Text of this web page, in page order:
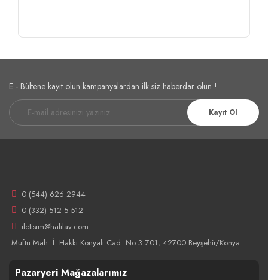
E - Bültene kayıt olun kampanyalardan ilk siz haberdar olun !
Kayıt Ol
0 (544) 626 2944
0 (332) 512 5 512
iletisim@halilav.com
Müftü Mah. İ. Hakkı Konyalı Cad. No:3 Z01, 42700 Beyşehir/Konya
Pazaryeri Mağazalarımız